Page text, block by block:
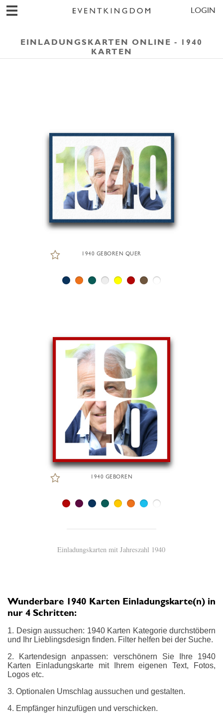
LOGIN
EINLADUNGSKARTEN ONLINE - 1940
KARTEN
1940 GEBOREN QUER
1940 GEBOREN
Einladungskarten mit Jahreszahl 1940
Wunderbare 1940 Karten Einladungskarte(n) in
nur 4 Schritten:
1. Design aussuchen: 1940 Karten Kategorie durchstöbern
und Ihr Lieblingsdesign finden. Filter helfen bei der Suche.
2. Kartendesign anpassen: verschönern Sie Ihre 1940
Karten Einladungskarte mit Ihrem eigenen Text, Fotos,
Logos etc.
3. Optionalen Umschlag aussuchen und gestalten.
4. Empfänger hinzufügen und verschicken.